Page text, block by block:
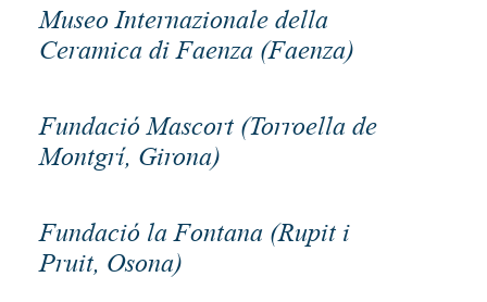
Museo Internazionale della
Ceramica di Faenza (Faenza)
Fundació Mascort (Torroella de
Montgrí, Girona)
Fundació la Fontana (Rupit i
Pruit, Osona)